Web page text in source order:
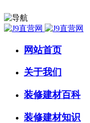
网站首页
关于我们
装修建材百科
装修建材知识